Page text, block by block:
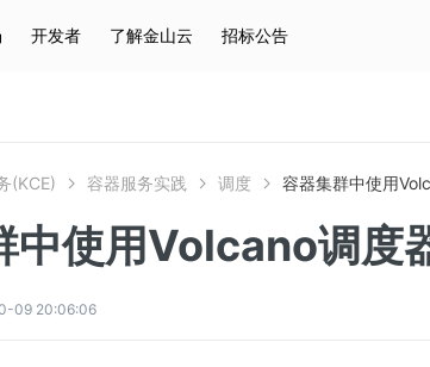
开发者 了解金山云 招标公告
(KCE) 容器服务实践 调度 容器集群中使用
中使用Volcano调度
09 20:06:06